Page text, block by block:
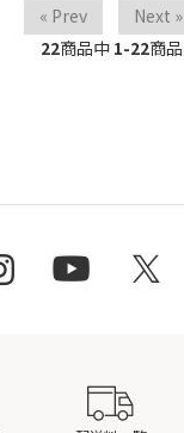
« Prev
Next »
22商品中 1-22商品